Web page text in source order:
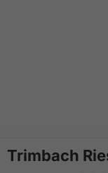
Trimbach